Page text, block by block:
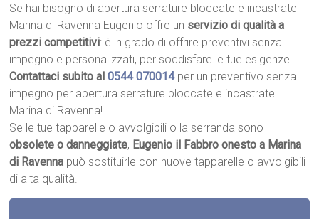
Se hai bisogno di apertura serrature bloccate e incastrate
Marina di Ravenna Eugenio offre un servizio di qualità a
prezzi competitivi: è in grado di offrire preventivi senza
impegno e personalizzati, per soddisfare le tue esigenze!
Contattaci subito al0544 070014 per un preventivo senza
impegno per apertura serrature bloccate e incastrate
Marina di Ravenna!
Se le tue tapparelle o avvolgibili o la serranda sono
obsolete o danneggiate, Eugenio il Fabbro onesto a Marina
di Ravenna può sostituirle con nuove tapparelle o avvolgibili
di alta qualità.